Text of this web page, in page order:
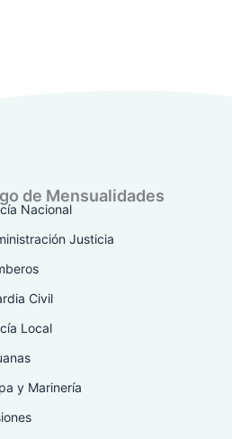
de Mensualidades
Nacional
Justicia
Civil
Local
y Marinería